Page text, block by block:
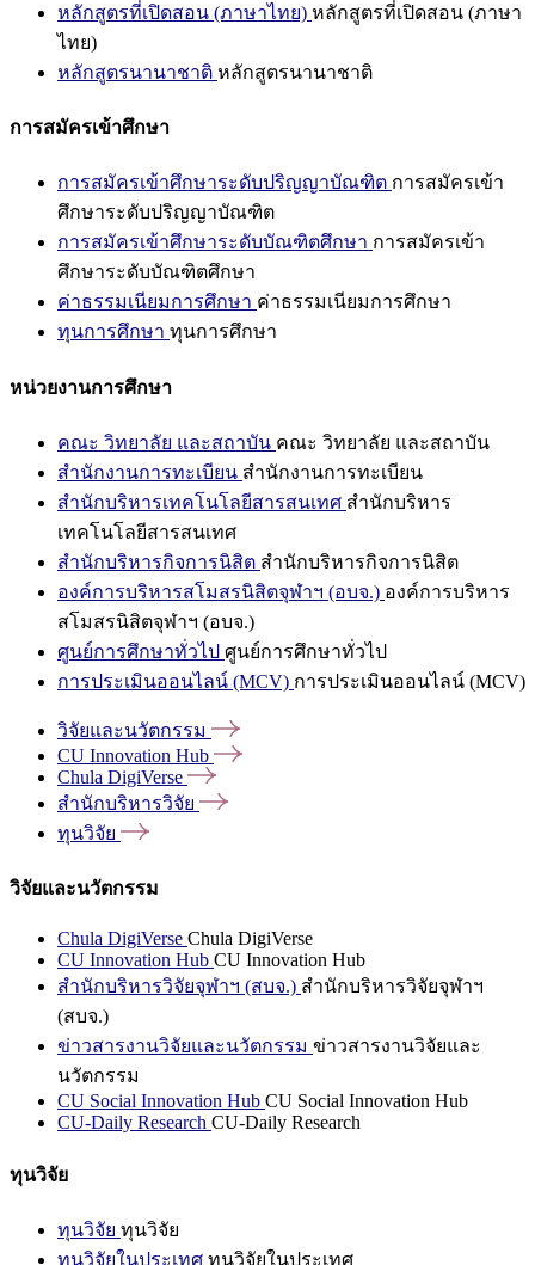
หลักสูตรที่เปิดสอน (ภาษาไทย) หลักสูตรที่เปิดสอน (ภาษา
ไทย)
หลักสูตรนานาชาติ หลักสูตรนานาชาติ
การสมัครเข้าศึกษา
การสมัครเข้าศึกษาระดับปริญญาบัณฑิต การสมัครเข้า
ศึกษาระดับปริญญาบัณฑิต
การสมัครเข้าศึกษาระดับบัณฑิตศึกษา การสมัครเข้า
ศึกษาระดับบัณฑิตศึกษา
ค่าธรรมเนียมการศึกษา ค่าธรรมเนียมการศึกษา
ทุนการศึกษา ทุนการศึกษา
หน่วยงานการศึกษา
คณะ วิทยาลัย และสถาบัน คณะ วิทยาลัย และสถาบัน
สำนักงานการทะเบียน สำนักงานการทะเบียน
สำนักบริหารเทคโนโลยีสารสนเทศ สำนักบริหาร
เทคโนโลยีสารสนเทศ
สำนักบริหารกิจการนิสิต สำนักบริหารกิจการนิสิต
องค์การบริหารสโมสรนิสิตจุฬาฯ (อบจ.) องค์การบริหาร
สโมสรนิสิตจุฬาฯ (อบจ.)
ศูนย์การศึกษาทั่วไป ศูนย์การศึกษาทั่วไป
การประเมินออนไลน์ (MCV) การประเมินออนไลน์ (MCV)
วิจัยและนวัตกรรม
CU Innovation Hub
Chula DigiVerse
สำนักบริหารวิจัย
ทุนวิจัย
วิจัยและนวัตกรรม
Chula DigiVerse Chula DigiVerse
CU Innovation Hub CU Innovation Hub
สำนักบริหารวิจัยจุฬาฯ (สบจ.) สำนักบริหารวิจัยจุฬาฯ
(สบจ.)
ข่าวสารงานวิจัยและนวัตกรรม ข่าวสารงานวิจัยและ
นวัตกรรม
CU Social Innovation Hub CU Social Innovation Hub
CU-Daily Research CU-Daily Research
ทุนวิจัย
ทุนวิจัย ทุนวิจัย
ทุนวิจัยในประเทศ ทุนวิจัยในประเทศ